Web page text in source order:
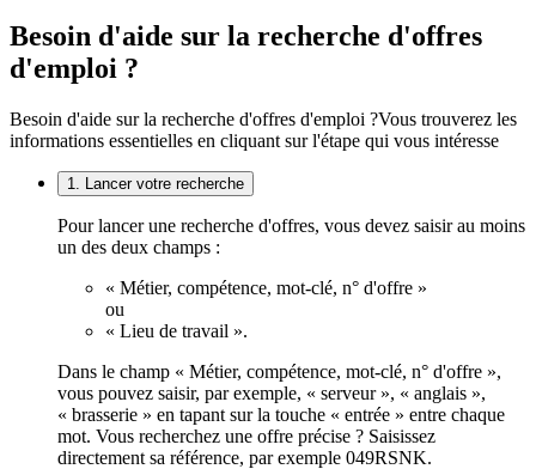
Besoin d'aide sur la recherche d'offres
d'emploi ?
Besoin d'aide sur la recherche d'offres d'emploi ?Vous trouverez les
informations essentielles en cliquant sur l'étape qui vous intéresse
1. Lancer votre recherche
Pour lancer une recherche d'offres, vous devez saisir au moins
un des deux champs :
« Métier, compétence, mot-clé, n° d'offre »
ou
« Lieu de travail ».
Dans le champ « Métier, compétence, mot-clé, n° d'offre »,
vous pouvez saisir, par exemple, « serveur », « anglais »,
« brasserie » en tapant sur la touche « entrée » entre chaque
mot. Vous recherchez une offre précise ? Saisissez
directement sa référence, par exemple 049RSNK.